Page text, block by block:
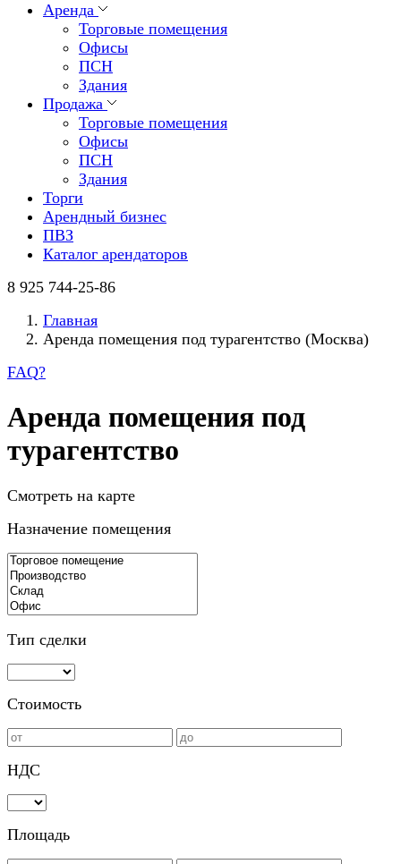
Аренда
Торговые помещения
Офисы
ПСН
Здания
Продажа
Торговые помещения
Офисы
ПСН
Здания
Торги
Арендный бизнес
ПВЗ
Каталог арендаторов
8 925 744-25-86
Главная
Аренда помещения под турагентство (Москва)
FAQ?
Аренда помещения под
турагентство
Смотреть на карте
Назначение помещения
Тип сделки
Стоимость
НДС
Площадь